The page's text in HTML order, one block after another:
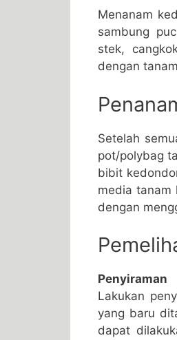
Menanam
sambung
stek,
dengan
Setelah
pot/polybag
bibit
media tanam
dengan
Penyiraman
Lakukan
yang baru
dapat